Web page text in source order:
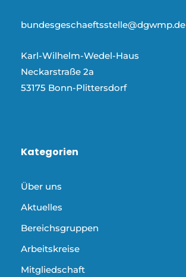
bundesgeschaeftsstelle@dgwmp.de
Karl-Wilhelm-Wedel-Haus
Neckarstraße 2a
53175 Bonn-Plittersdorf
Kategorien
Über uns
Aktuelles
Bereichsgruppen
Arbeitskreise
Mitgliedschaft